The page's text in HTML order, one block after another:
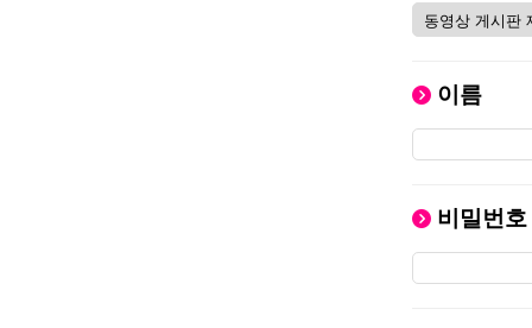
이름
비밀번호